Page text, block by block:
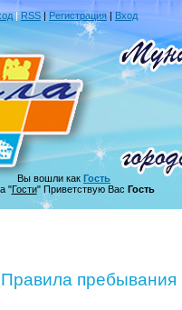
| RSS| Регистрация | Вход
Вы вошли как Гость
"Гости" Приветствую Вас Гость
Правила пребывания